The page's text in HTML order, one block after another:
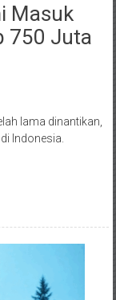
Masuk
750 Juta
lama dinantikan,
Indonesia.